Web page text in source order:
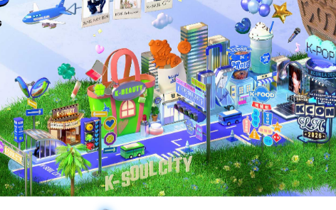
イベント
冬に聞きたい！K-POP SONGリクエスト曲を大公
詳細はこちら ▶︎